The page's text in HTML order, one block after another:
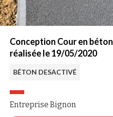
Conception Cour en
réalisée le 19/05/2020
BÉTON DESACTIVÉ
Entreprise Bignon